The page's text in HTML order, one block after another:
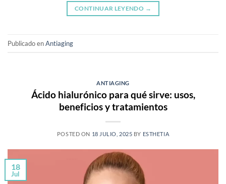
CONTINUAR LEYENDO →
Publicado enAntiaging
ANTIAGING
Ácido hialurónico para qué sirve: usos,
beneficios y tratamientos
POSTED ON 18 JULIO, 2025 BY ESTHETIA
18
Jul